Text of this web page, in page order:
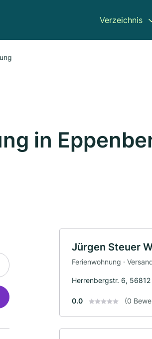
Verzeichnis
in
Jürgen Steuer
Ferienwohnung ·
Herrenbergstr. 6, 56812
0.0 (0